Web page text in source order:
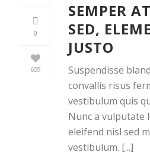
0
659
SEMPER
SED,
JUSTO
Suspendisse
convallis risus
vestibulum quis
Nunc a vulputate
eleifend nisl sed
vestibulum. [...]